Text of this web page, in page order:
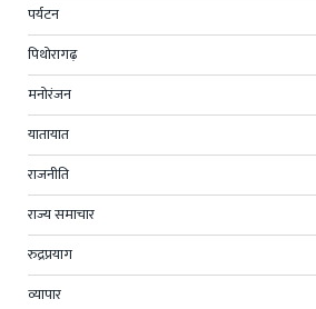
पर्यटन
पिथोरागढ़
मनोरंजन
यातायात
राजनीति
राज्य समाचार
रुद्रप्रयाग
व्यापार